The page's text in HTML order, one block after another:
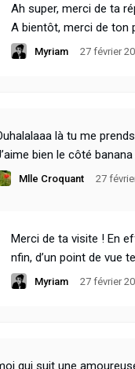
Ah super, merci de ta
A bientôt, merci de ton
Myriam 27 février
là tu me
bien le côté
Mlle Croquant 27
Merci de ta visite ! En
nfin, d’un point de vue
Myriam 27 février
qui suit une